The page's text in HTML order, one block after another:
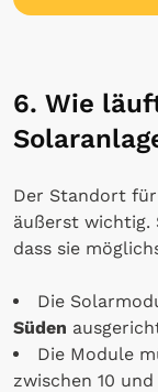
6. Wie
Der Standort
äußerst wichtig.
dass sie
Die
Süden
Die Module
zwischen 10